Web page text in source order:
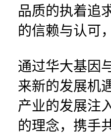
品质的执着追
的信赖与认可
通过华大基因
来新的发展机
产业的发展注
的理念，携手